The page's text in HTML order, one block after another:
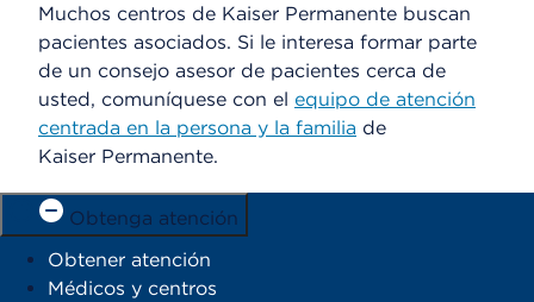
Muchos centros de Kaiser Permanente buscan
pacientes asociados. Si le interesa formar parte
de un consejo asesor de pacientes cerca de
usted, comuníquese con el equipo de atención
centrada en la persona y la familia de
Kaiser Permanente.
Obtenga atención
Obtener atención
Médicos y centros